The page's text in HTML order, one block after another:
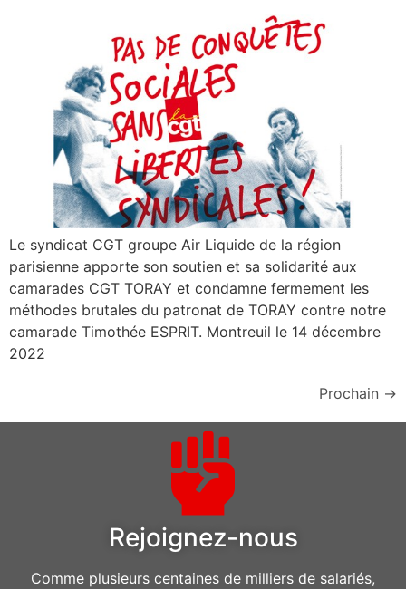
Le syndicat CGT groupe Air Liquide de la région
parisienne apporte son soutien et sa solidarité aux
camarades CGT TORAY et condamne fermement les
méthodes brutales du patronat de TORAY contre notre
camarade Timothée ESPRIT. Montreuil le 14 décembre
2022
Prochain →
Rejoignez-nous
Comme plusieurs centaines de milliers de salariés,